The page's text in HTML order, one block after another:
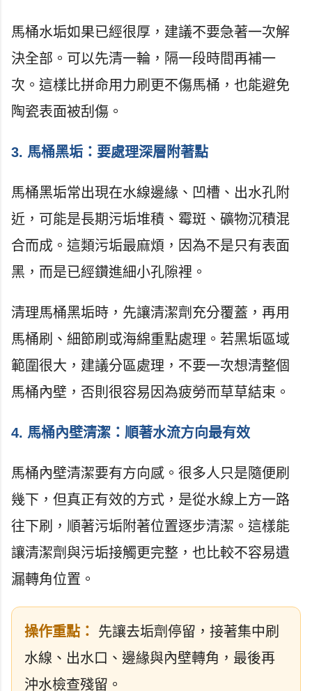
馬桶水垢如果已經很厚，建議不要急著一次解
決全部。可以先清一輪，隔一段時間再補一
次。這樣比拼命用力刷更不傷馬桶，也能避免
陶瓷表面被刮傷。
3. 馬桶黑垢：要處理深層附著點
馬桶黑垢常出現在水線邊緣、凹槽、出水孔附
近，可能是長期污垢堆積、霉斑、礦物沉積混
合而成。這類污垢最麻煩，因為不是只有表面
黑，而是已經鑽進細小孔隙裡。
清理馬桶黑垢時，先讓清潔劑充分覆蓋，再用
馬桶刷、細節刷或海綿重點處理。若黑垢區域
範圍很大，建議分區處理，不要一次想清整個
馬桶內壁，否則很容易因為疲勞而草草結束。
4. 馬桶內壁清潔：順著水流方向最有效
馬桶內壁清潔要有方向感。很多人只是隨便刷
幾下，但真正有效的方式，是從水線上方一路
往下刷，順著污垢附著位置逐步清潔。這樣能
讓清潔劑與污垢接觸更完整，也比較不容易遺
漏轉角位置。
操作重點：
先讓去垢劑停留，接著集中刷
水線、出水口、邊緣與內壁轉角，最後再
沖水檢查殘留。